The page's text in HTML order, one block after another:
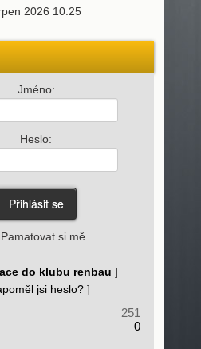
2026 10:25
Jméno:
Heslo:
si mě
do klubu renbau ]
jsi heslo?]
251
0